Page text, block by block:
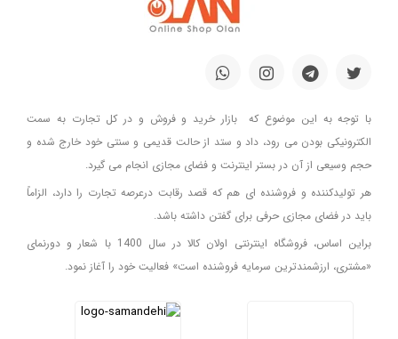
با توجه به این موضوع که بازار خرید و فروش و در کل تجارت به سمت
الکترونیکی بودن می رود، داد و ستد از حالت قدیمی و سنتی خود خارج شده و
حجم وسیعی از آن در بستر اینترنت و فضای مجازی انجام می گیرد.
هر تولیدکننده و فروشنده ای هم که قصد رقابت درعرصه تجارت را دارد، الزاماً
باید در فضای مجازی حرفی برای گفتن داشته باشد.
براین اساس، فروشگاه اینترنتی اولان کالا در سال 1400 با شعار و دورنمای
«مشتری، ارزشمندترین سرمایه فروشنده است» فعالیت خود را آغاز نمود.